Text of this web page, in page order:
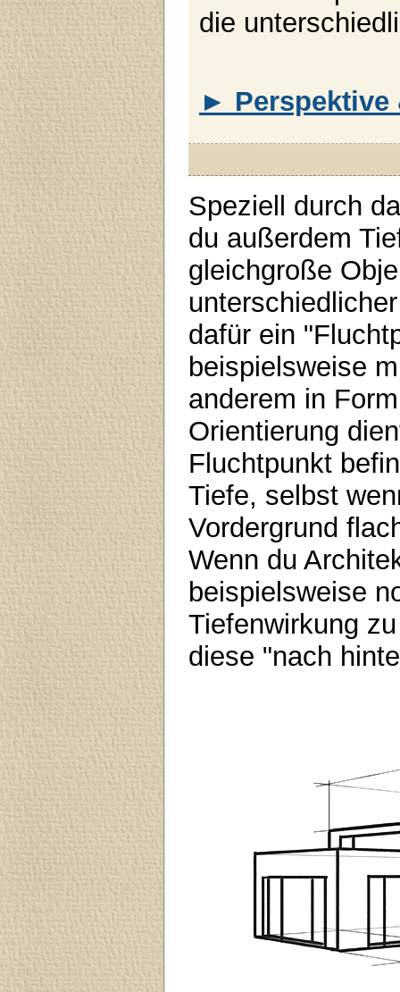
die
► Perspektive
Speziell durch
du außerdem
gleichgroße
dafür ein
beispielsweise
anderem in
Orientierung
Fluchtpunkt
Tiefe, selbst
Vordergrund
Wenn du
beispielsweise
Tiefenwirkung
diese "nach